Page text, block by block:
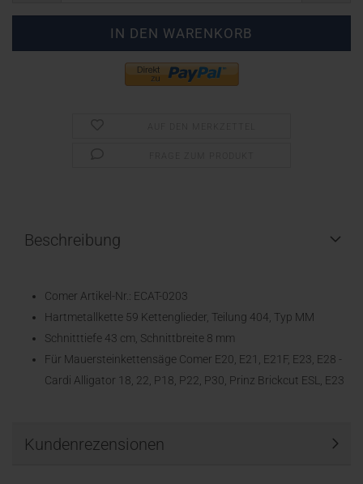
Beschreibung
Comer Artikel-Nr.: ECAT-0203
Hartmetallkette 59 Kettenglieder, Teilung 404, Typ MM
Schnitttiefe 43 cm, Schnittbreite 8 mm
Für Mauersteinkettensäge Comer E20, E21, E21F, E23, E28 -
Cardi Alligator 18, 22, P18, P22, P30, Prinz Brickcut ESL, E23
Kundenrezensionen